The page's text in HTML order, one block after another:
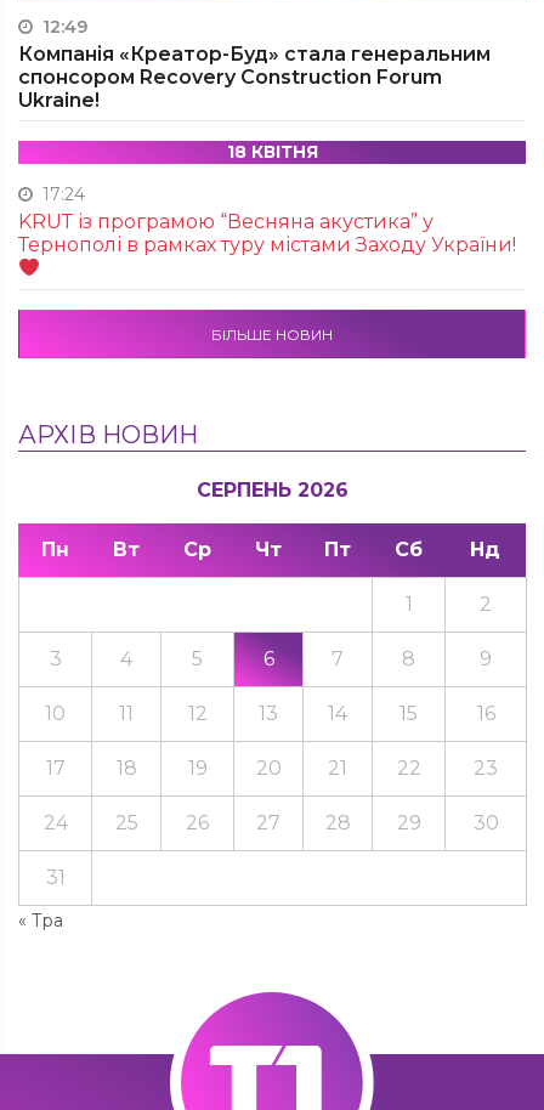
12:49
Компанія «Креатор-Буд» стала генеральним
спонсором Recovery Construction Forum
Ukraine!
18 КВІТНЯ
17:24
KRUТ із програмою “Весняна акустика” у
Тернополі в рамках туру містами Заходу України!
БІЛЬШЕ НОВИН
АРХІВ НОВИН
СЕРПЕНЬ 2026
Пн Вт Ср Чт Пт Сб Нд
« Тра
1 2
3 4 5 6 7 8 9
10 11 12 13 14 15 16
17 18 19 20 21 22 23
24 25 26 27 28 29 30
31